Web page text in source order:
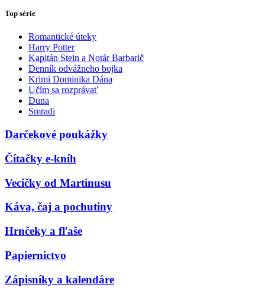
Top série
Romantické úteky
Harry Potter
Kapitán Stein a Notár Barbarič
Denník odvážneho bojka
Krimi Dominika Dána
Učím sa rozprávať
Duna
Smradi
Darčekové poukážky
Čítačky e-kníh
Vecičky od Martinusu
Káva, čaj a pochutiny
Hrnčeky a fľaše
Papiernictvo
Zápisníky a kalendáre